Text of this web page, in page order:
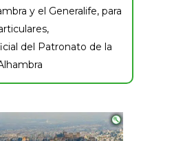
y el Generalife, para
del Patronato de la